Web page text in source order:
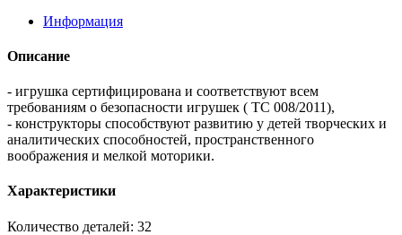
Информация
Описание
- игрушка сертифицирована и соответствуют всем
требованиям о безопасности игрушек ( TC 008/2011),
- конструкторы способствуют развитию у детей творческих и
аналитических способностей, пространственного
воображения и мелкой моторики.
Характеристики
Количество деталей: 32